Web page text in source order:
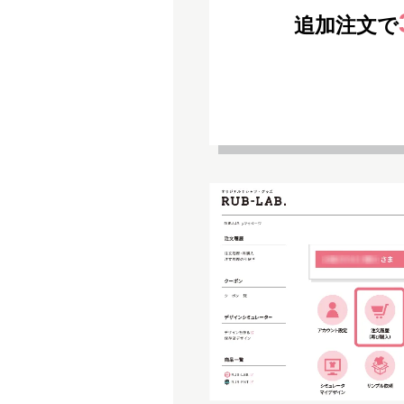
追加注文で